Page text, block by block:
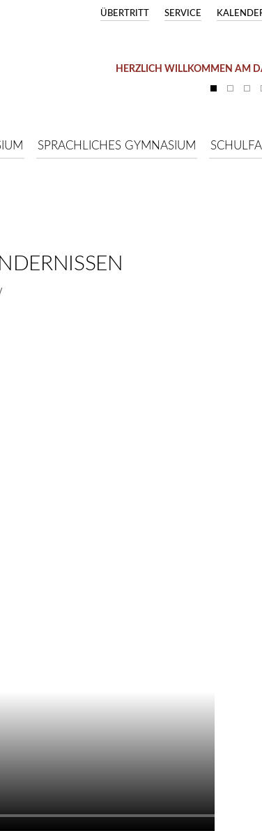
SERVICE
ÜBERTRITT
HERZLICH WILLKOMMEN AM
SPRACHLICHES GYMNASIUM